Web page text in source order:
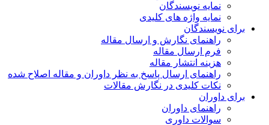
نمایه نویسندگان
نمایه واژه های کلیدی
برای نویسندگان
راهنمای نگارش و ارسال مقاله
فرم ارسال مقاله
هزینه انتشار مقاله
راهنمای ارسال پاسخ به نظر داوران و مقاله اصلاح شده
نکات کلیدی در نگارش مقالات
برای داوران
راهنمای داوران
سوالات داوری